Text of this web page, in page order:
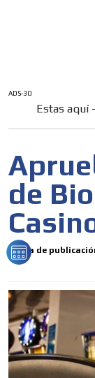
ADS-30
Estas aquí
de
Fecha de